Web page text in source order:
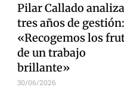
Pilar Callado analiza
tres años de gestión:
«Recogemos los
de un trabajo
brillante»
30/06/2026